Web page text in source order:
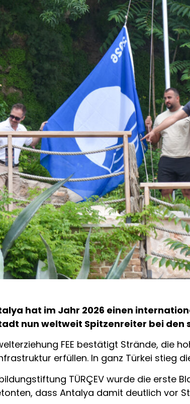
hat im Jahr 2026 einen
nun weltweit Spitzenreiter bei den
FEE bestätigt Strände, die
erfüllen. In ganz Türkei stieg
TÜRÇEV wurde die erste
dass Antalya damit deutlich vor